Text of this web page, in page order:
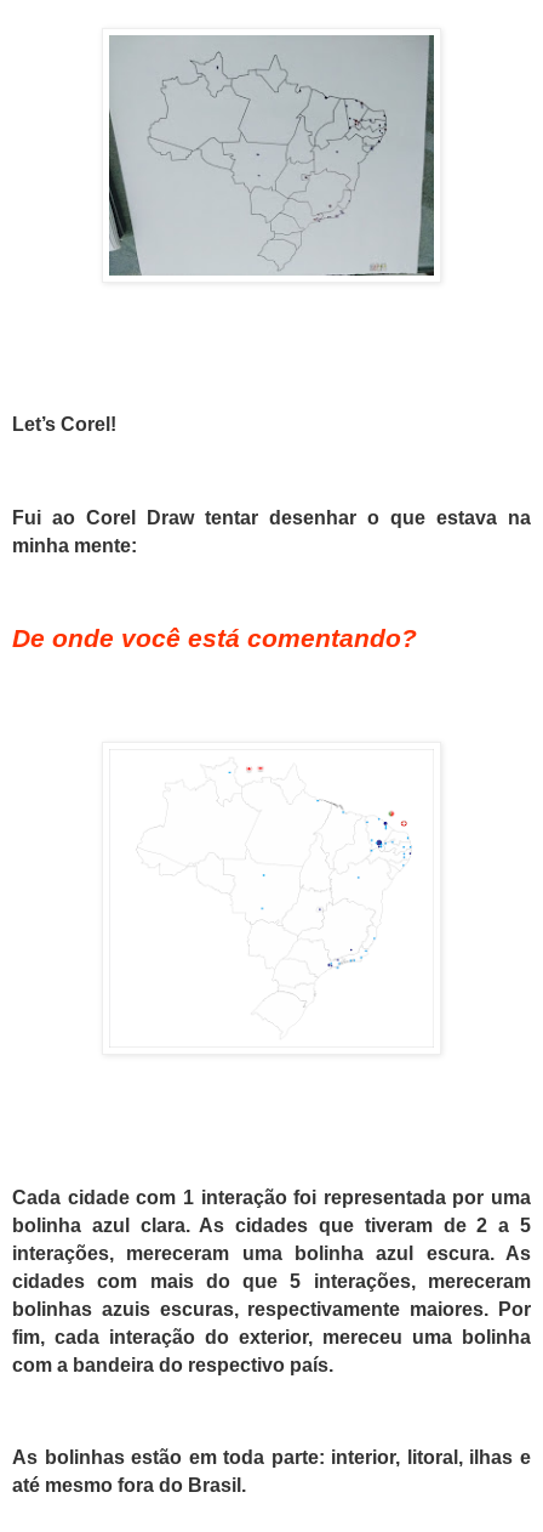
Let’s Corel!
Fui ao Corel Draw tentar desenhar o que estava na
minha mente:
De onde você está comentando?
Cada cidade com 1 interação foi representada por uma
bolinha azul clara. As cidades que tiveram de 2 a 5
interações, mereceram uma bolinha azul escura. As
cidades com mais do que 5 interações, mereceram
bolinhas azuis escuras, respectivamente maiores. Por
fim, cada interação do exterior, mereceu uma bolinha
com a bandeira do respectivo país.
As bolinhas estão em toda parte: interior, litoral, ilhas e
até mesmo fora do Brasil.